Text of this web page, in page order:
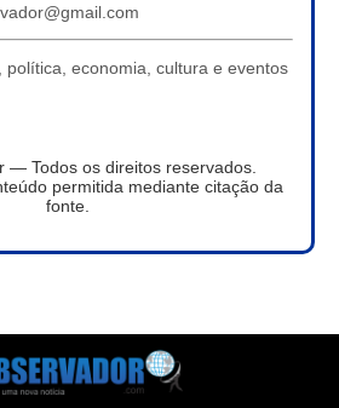
política, economia, cultura e eventos
— Todos os direitos reservados.
permitida mediante citação da
fonte.